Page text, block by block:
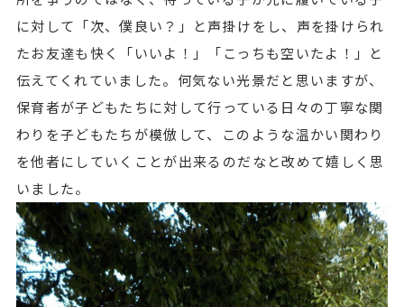
に対して「次、僕良い？」と声掛けをし、声を掛けられ
たお友達も快く「いいよ！」「こっちも空いたよ！」と
伝えてくれていました。何気ない光景だと思いますが、
保育者が子どもたちに対して行っている日々の丁寧な関
わりを子どもたちが模倣して、このような温かい関わり
を他者にしていくことが出来るのだなと改めて嬉しく思
いました。